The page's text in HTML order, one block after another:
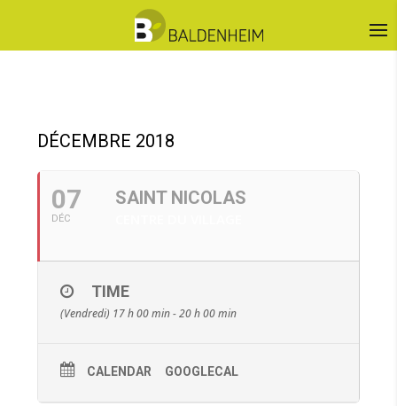
DÉCEMBRE 2018
07
DÉC
SAINT NICOLAS
TIME
(Vendredi) 17 h 00 min - 20 h 00 min
CALENDAR GOOGLECAL